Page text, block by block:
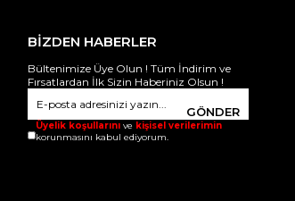
BİZDEN HABERLER
Bültenimize Üye Olun ! Tüm İndirim ve
Fırsatlardan İlk Sizin Haberiniz Olsun !
GÖNDER
Üyelik koşullarınıve kişisel verilerimin
korunmasını kabul ediyorum.